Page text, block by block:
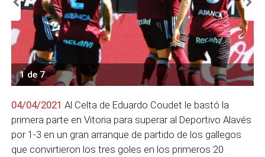
1 de 7
04/04/2021 Al Celta de Eduardo Coudet le bastó la
primera parte en Vitoria para superar al Deportivo Alavés
por 1-3 en un gran arranque de partido de los gallegos
que convirtieron los tres goles en los primeros 20